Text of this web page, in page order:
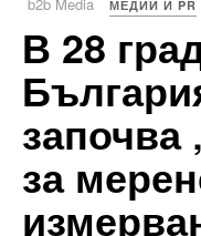
МЕДИИ И PR
В 28
за